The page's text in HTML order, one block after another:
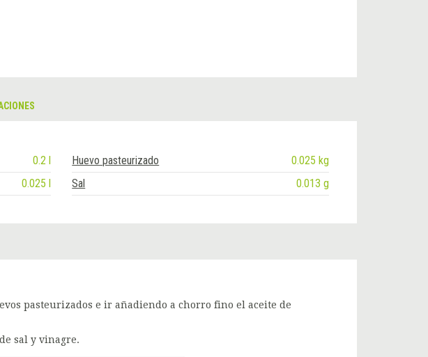
0.2 l Huevo pasteurizado
0.025 kg
0.025 l Sal 0.013 g
pasteurizados e ir añadiendo a chorro fino el aceite de
sal y vinagre.